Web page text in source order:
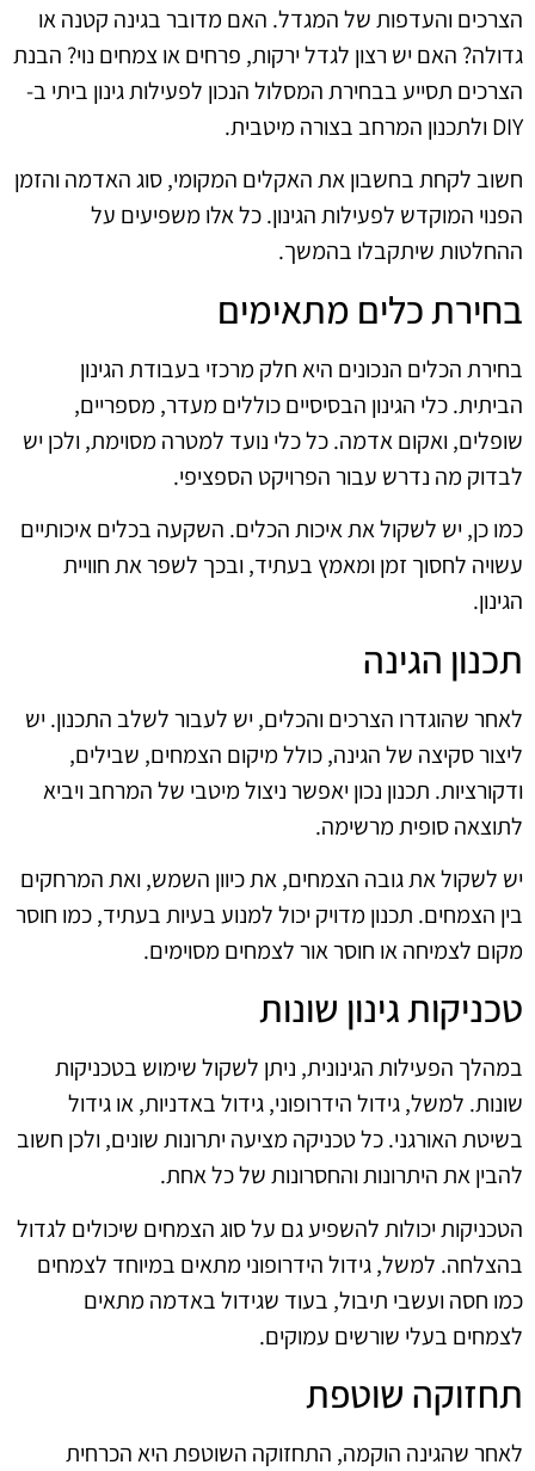
הצרכים והעדפות של המגדל. האם מדובר בגינה קטנה או
גדולה? האם יש רצון לגדל ירקות, פרחים או צמחים נוי? הבנת
הצרכים תסייע בבחירת המסלול הנכון לפעילות גינון ביתי ב-
DIY ולתכנון המרחב בצורה מיטבית.
חשוב לקחת בחשבון את האקלים המקומי, סוג האדמה והזמן
הפנוי המוקדש לפעילות הגינון. כל אלו משפיעים על
ההחלטות שיתקבלו בהמשך.
בחירת כלים מתאימים
בחירת הכלים הנכונים היא חלק מרכזי בעבודת הגינון
הביתית. כלי הגינון הבסיסיים כוללים מעדר, מספריים,
שופלים, ואקום אדמה. כל כלי נועד למטרה מסוימת, ולכן יש
לבדוק מה נדרש עבור הפרויקט הספציפי.
כמו כן, יש לשקול את איכות הכלים. השקעה בכלים איכותיים
עשויה לחסוך זמן ומאמץ בעתיד, ובכך לשפר את חוויית
הגינון.
תכנון הגינה
לאחר שהוגדרו הצרכים והכלים, יש לעבור לשלב התכנון. יש
ליצור סקיצה של הגינה, כולל מיקום הצמחים, שבילים,
ודקורציות. תכנון נכון יאפשר ניצול מיטבי של המרחב ויביא
לתוצאה סופית מרשימה.
יש לשקול את גובה הצמחים, את כיוון השמש, ואת המרחקים
בין הצמחים. תכנון מדויק יכול למנוע בעיות בעתיד, כמו חוסר
מקום לצמיחה או חוסר אור לצמחים מסוימים.
טכניקות גינון שונות
במהלך הפעילות הגינונית, ניתן לשקול שימוש בטכניקות
שונות. למשל, גידול הידרופוני, גידול באדניות, או גידול
בשיטת האורגני. כל טכניקה מציעה יתרונות שונים, ולכן חשוב
להבין את היתרונות והחסרונות של כל אחת.
הטכניקות יכולות להשפיע גם על סוג הצמחים שיכולים לגדול
בהצלחה. למשל, גידול הידרופוני מתאים במיוחד לצמחים
כמו חסה ועשבי תיבול, בעוד שגידול באדמה מתאים
לצמחים בעלי שורשים עמוקים.
תחזוקה שוטפת
לאחר שהגינה הוקמה, התחזוקה השוטפת היא הכרחית